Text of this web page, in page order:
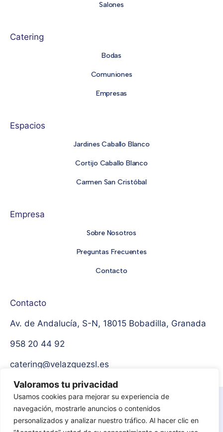
Valoramos tu privacidad
Usamos cookies para mejorar su experiencia de
navegación, mostrarle anuncios o contenidos
personalizados y analizar nuestro tráfico. Al hacer clic en
Salones
Catering
Bodas
Comuniones
Empresas
Espacios
Jardines Caballo Blanco
Cortijo Caballo Blanco
Carmen San Cristóbal
Empresa
Sobre Nosotros
Preguntas Frecuentes
Contacto
Contacto
Av. de Andalucía, S-N, 18015 Bobadilla, Granada
958 20 44 92
catering@velazquezsl.es
Aviso Legal Política de privacidad
Protección de datos